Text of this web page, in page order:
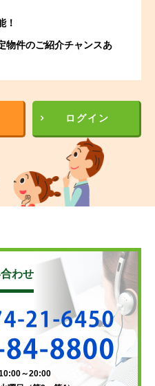
！
物件のご紹介チャンスあ
ログイン
わせ
～20:00